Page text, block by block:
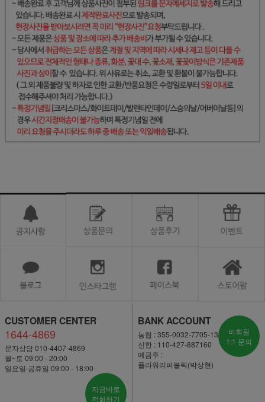
CUSTOMER CENTER
1644-4869
문자상담 010-4407-4869
월~토 09:00 - 20:00
일요일·공휴일 09:00 - 18:00
지금바로
전화하기
BANK ACCOUNT
농협 : 355-0032-7705-13
신한 : 110-427-887160
예금주 :
플라워리퍼블릭(박상현)
비회원
1:1 문의